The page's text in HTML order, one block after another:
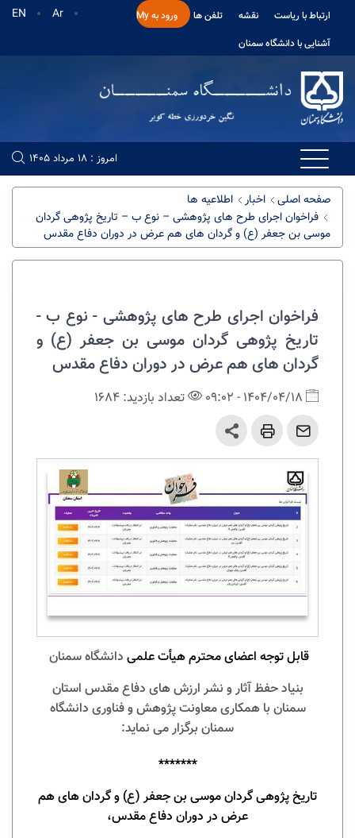
ارتباط با ریاست نقشه تلفن ها
ورود به My
آشنایی با دانشگاه سمنان
EN Ar
امروز : 18 مرداد 1405
صفحه اصلی اخبار
اطلاعیه ها
فراخوان اجرای طرح های پژوهشی – نوع ب – تاریخ پژوهی گردان
موسی بن جعفر (ع) و گردان های هم عرض در دوران دفاع مقدس
فراخوان اجرای طرح های پژوهشی - نوع ب -
تاریخ پژوهی گردان موسی بن جعفر (ع) و
گردان های هم عرض در دوران دفاع مقدس
1404/04/18 - 09:02 تعداد بازدید: 1684
قابل توجه اعضای محترم هیأت علمی دانشگاه سمنان
بنیاد حفظ آثار و نشر ارزش های دفاع مقدس استان
سمنان با همکاری معاونت پژوهش و فناوری دانشگاه
سمنان برگزار می نماید:
*******
تاریخ پژوهی گردان موسی بن جعفر (ع) و گردان های هم
عرض در دوران دفاع مقدس،